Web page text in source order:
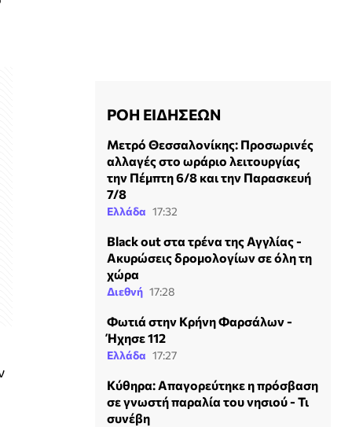
ΡΟΗ ΕΙΔΗΣΕΩΝ
Μετρό Θεσσαλονίκης: Προσωρινές
αλλαγές στο ωράριο λειτουργίας
την Πέμπτη 6/8 και την Παρασκευή
7/8
Ελλάδα 17:32
Black out στα τρένα της Αγγλίας -
Ακυρώσεις δρομολογίων σε όλη τη
χώρα
Διεθνή 17:28
Φωτιά στην Κρήνη Φαρσάλων -
Ήχησε 112
Ελλάδα 17:27
Κύθηρα: Απαγορεύτηκε η πρόσβαση
σε γνωστή παραλία του νησιού - Τι
συνέβη